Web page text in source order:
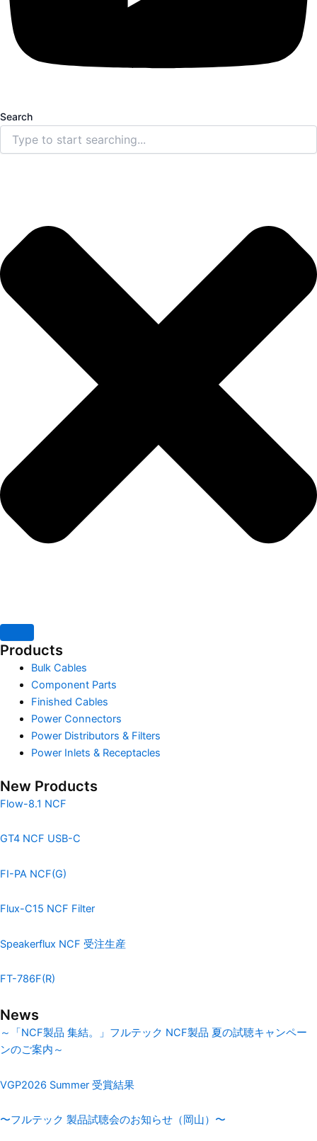
Search
Products
Bulk Cables
Component Parts
Finished Cables
Power Connectors
Power Distributors & Filters
Power Inlets & Receptacles
New Products
Flow-8.1 NCF
GT4 NCF USB-C
FI-PA NCF(G)
Flux-C15 NCF Filter
Speakerflux NCF 受注生産
FT-786F(R)
News
～「NCF製品 集結。」フルテック NCF製品 夏の試聴キャンペー
ンのご案内～
VGP2026 Summer 受賞結果
〜フルテック 製品試聴会のお知らせ（岡山）〜